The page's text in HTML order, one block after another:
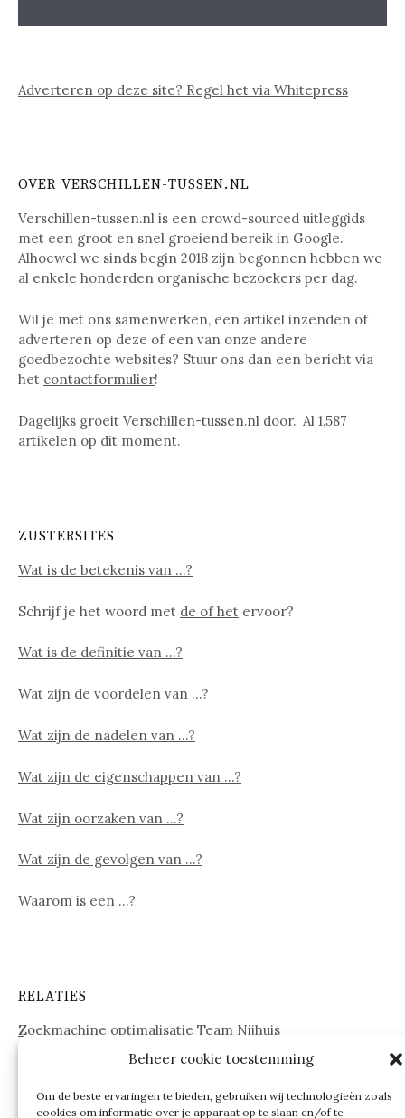
Beheer cookie toestemming
Om de beste ervaringen te bieden, gebruiken wij technologieën zoals
cookies om informatie over je apparaat op te slaan en/of te
Adverteren op deze site? Regel het via Whitepress
OVER VERSCHILLEN-TUSSEN.NL
Verschillen-tussen.nl is een crowd-sourced uitleggids
met een groot en snel groeiend bereik in Google.
Alhoewel we sinds begin 2018 zijn begonnen hebben we
al enkele honderden organische bezoekers per dag.
Wil je met ons samenwerken, een artikel inzenden of
adverteren op deze of een van onze andere
goedbezochte websites? Stuur ons dan een bericht via
het contactformulier!
Dagelijks groeit Verschillen-tussen.nl door. Al 1,587
artikelen op dit moment.
ZUSTERSITES
Wat is de betekenis van …?
Schrijf je het woord met de of het ervoor?
Wat is de definitie van …?
Wat zijn de voordelen van …?
Wat zijn de nadelen van …?
Wat zijn de eigenschappen van …?
Wat zijn oorzaken van …?
Wat zijn de gevolgen van …?
Waarom is een …?
RELATIES
Zoekmachine optimalisatie Team Nijhuis